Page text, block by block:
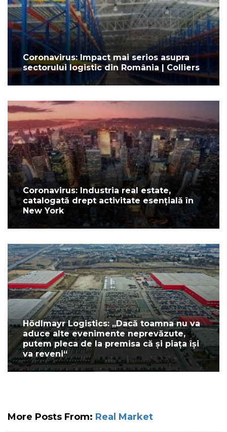
Coronavirus: Impact mai serios asupra
sectorului logistic din România | Colliers
Coronavirus: Industria real estate,
catalogată drept activitate esențială în
New York
Hödlmayr Logistics: „Dacă toamna nu va
aduce alte evenimente neprevăzute,
putem pleca de la premisa că și piața își
va reveni“
More Posts From: Real Market